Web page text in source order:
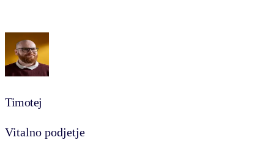
Timotej
Vitalno podjetje